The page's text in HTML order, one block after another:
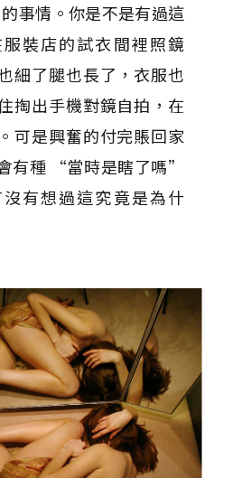
事情。你是不是有過這
裝店的試衣間裡照鏡
細了腿也長了，衣服也
掏出手機對鏡自拍，在
可是興奮的付完賬回家
有種 “當時是瞎了嗎”
有想過這究竟是為什